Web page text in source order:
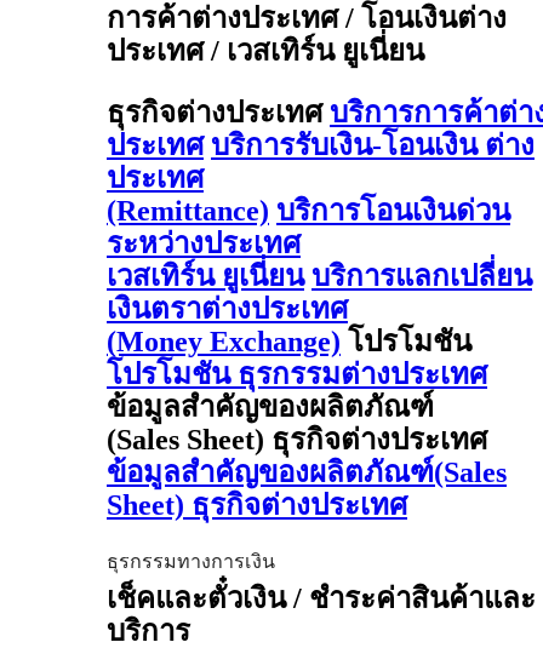
การค้าต่างประเทศ / โอนเงินต่าง
ประเทศ / เวสเทิร์น ยูเนี่ยน
ธุรกิจต่างประเทศ บริการการค้าต่า
ประเทศ บริการรับเงิน-โอนเงิน ต่าง
ประเทศ
(Remittance) บริการโอนเงินด่วน
ระหว่างประเทศ
เวสเทิร์น ยูเนี่ยน บริการแลกเปลี่ยน
เงินตราต่างประเทศ
(Money Exchange) โปรโมชัน
โปรโมชัน ธุรกรรมต่างประเทศ
ข้อมูลสำคัญของผลิตภัณฑ์
(Sales Sheet) ธุรกิจต่างประเทศ
ข้อมูลสำคัญของผลิตภัณฑ์(Sales
Sheet) ธุรกิจต่างประเทศ
ธุรกรรมทางการเงิน
เช็คและตั๋วเงิน / ชำระค่าสินค้าและ
บริการ